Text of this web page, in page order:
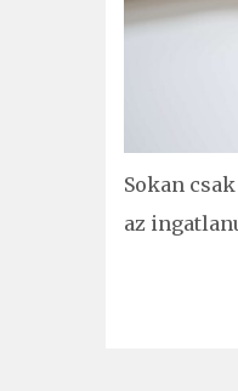
Sokan
az